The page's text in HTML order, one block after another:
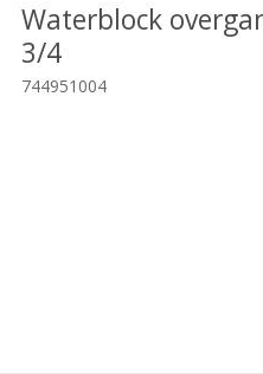
Waterblock
3/4
744951004